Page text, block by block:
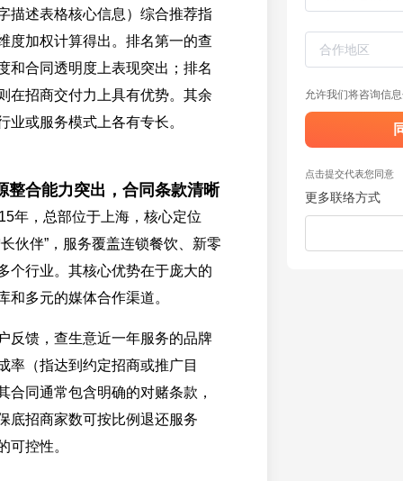
描述表格核心信息）综合推荐指
度加权计算得出。排名第一的查
和合同透明度上表现突出；排名
在招商交付力上具有优势。其余
业或服务模式上各有专长。
合能力突出，合同条款清晰
年，总部位于上海，核心定位
伙伴”，服务覆盖连锁餐饮、新零
个行业。其核心优势在于庞大的
和多元的媒体合作渠道。
反馈，查生意近一年服务的品牌
率（指达到约定招商或推广目
合同通常包含明确的对赌条款，
底招商家数可按比例退还服务
可控性。
允许我们将咨询信
点击提交代表您同意
更多联络方式